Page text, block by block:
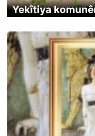
Yekîtiya